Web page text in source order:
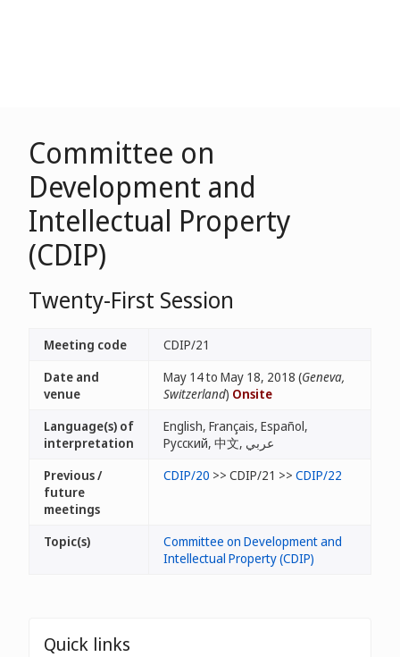
Committee on
Development and
Intellectual Property
(CDIP)
Twenty-First Session
Meeting code
CDIP/21
Date and
venue
May 14 to May 18, 2018 (Geneva,
Switzerland) Onsite
Language(s) of
interpretation
English, Français, Español,
Русский, 中文, عربي
Previous /
future
meetings
CDIP/20 >> CDIP/21 >> CDIP/22
Topic(s)
Committee on Development and
Intellectual Property (CDIP)
Quick links